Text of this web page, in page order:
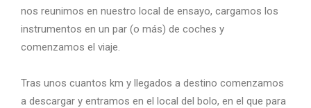
nos reunimos en nuestro local de ensayo, cargamos los
instrumentos en un par (o más) de coches y
comenzamos el viaje.
Tras unos cuantos km y llegados a destino comenzamos
a descargar y entramos en el local del bolo, en el que para